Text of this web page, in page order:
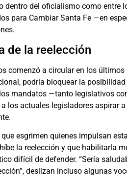
dentro del oficialismo como entre
para Cambiar Santa Fe —en
de la reelección
comenzó a circular en los
podría bloquear la
mandatos —tanto legislativos
los actuales legisladores aspirar
esgrimen quienes impulsan
la reelección y que habilitarla
difícil de defender. “Sería
deslizan incluso algunas